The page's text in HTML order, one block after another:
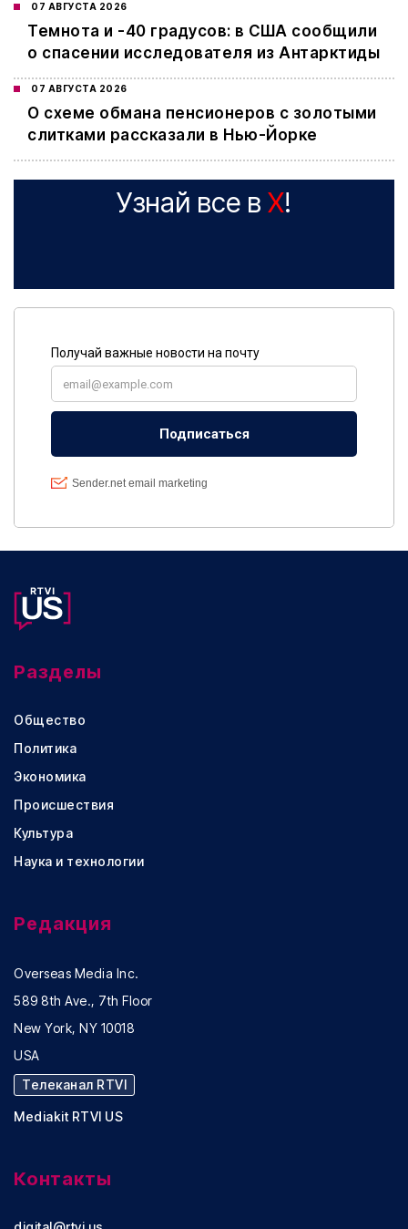
07 АВГУСТА 2026
Темнота и -40 градусов: в США сообщили
о спасении исследователя из Антарктиды
07 АВГУСТА 2026
О схеме обмана пенсионеров с золотыми
слитками рассказали в Нью-Йорке
Узнай все в X!
Разделы
Общество
Политика
Экономика
Происшествия
Культура
Наука и технологии
Редакция
Overseas Media Inc.
589 8th Ave., 7th Floor
New York, NY 10018
USA
Телеканал RTVI
Mediakit RTVI US
Контакты